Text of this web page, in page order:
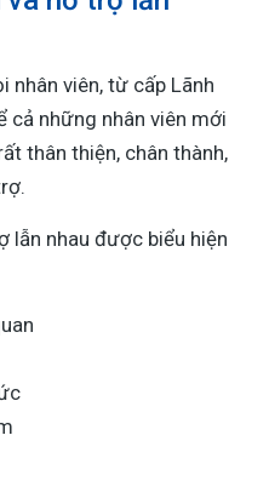
nhân viên, từ cấp Lãnh
cả những nhân viên mới
thân thiện, chân thành,
lẫn nhau được biểu hiện